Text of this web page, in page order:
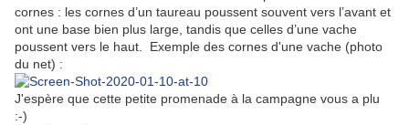
cornes : les cornes d’un taureau poussent souvent vers l’avant et
ont une base bien plus large, tandis que celles d’une vache
poussent vers le haut. Exemple des cornes d'une vache (photo
du net) :
J'espère que cette petite promenade à la campagne vous a plu
:-)